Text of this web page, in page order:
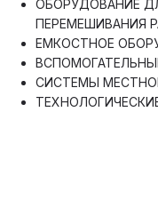
ОБОРУДОВАНИЕ
ПЕРЕМЕШИВАНИЯ
ЕМКОСТНОЕ
СИСТЕМЫ